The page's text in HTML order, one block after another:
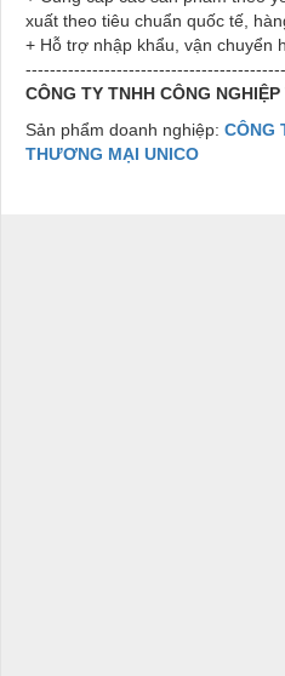
xuất theo tiêu chuẩn quốc tế,
+ Hỗ trợ nhập khẩu, vận chuyển
CÔNG TY TNHH CÔNG
Sản phẩm doanh nghiệp: CÔNG
THƯƠNG MẠI UNICO